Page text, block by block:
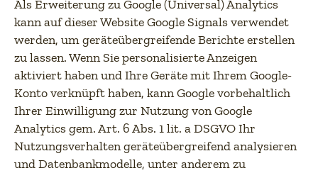
Als Erweiterung zu Google (Universal) Analytics
kann auf dieser Website Google Signals verwendet
werden, um geräteübergreifende Berichte erstellen
zu lassen. Wenn Sie personalisierte Anzeigen
aktiviert haben und Ihre Geräte mit Ihrem Google-
Konto verknüpft haben, kann Google vorbehaltlich
Ihrer Einwilligung zur Nutzung von Google
Analytics gem. Art. 6 Abs. 1 lit. a DSGVO Ihr
Nutzungsverhalten geräteübergreifend analysieren
und Datenbankmodelle, unter anderem zu